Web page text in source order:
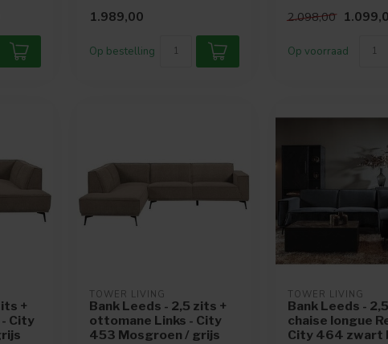
1.989,00
Op bestelling
anders....
2.098,00
Op voorraad
+
City
TOWER LIVING
Bank Leeds - 2,5 zits +
ottomane Links - City
453 Mosgroen / grijs
TOWER LIVING
Bank Leeds -
chaise longue
City 464 zwart